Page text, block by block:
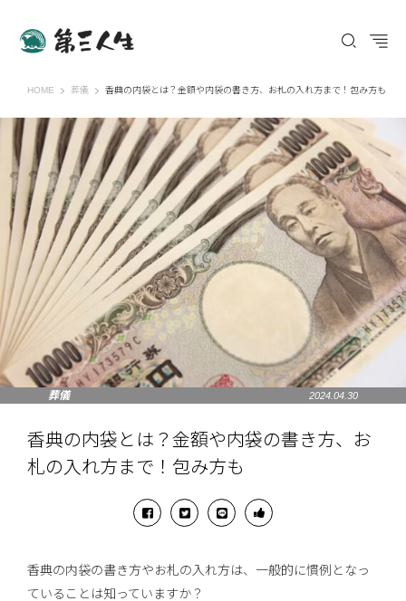
HOME 第三人生 〜寄り道の歩き方〜
葬儀 香典の内袋とは？金額や内袋の書き方、お札の入れ方まで！包み方も
葬儀 2024.04.30
香典の内袋とは？金額や内袋の書き方、お
札の入れ方まで！包み方も
香典の内袋の書き方やお札の入れ方は、一般的に慣例となっ
ていることは知っていますか？